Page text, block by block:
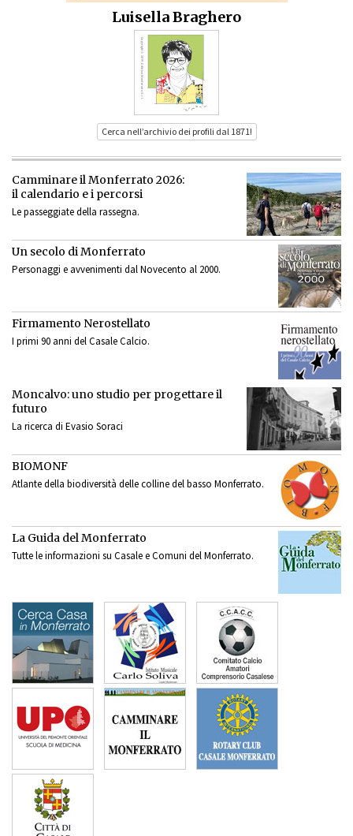
Luisella Braghero
Cerca nell’archivio dei profili dal 1871!
Camminare il Monferrato 2026:
il calendario e i percorsi
Le passeggiate della rassegna.
Un secolo di Monferrato
Personaggi e avvenimenti dal Novecento al 2000.
Firmamento Nerostellato
I primi 90 anni del Casale Calcio.
Moncalvo: uno studio per progettare il
futuro
La ricerca di Evasio Soraci
BIOMONF
Atlante della biodiversità delle colline del basso Monferrato.
La Guida del Monferrato
Tutte le informazioni su Casale e Comuni del Monferrato.